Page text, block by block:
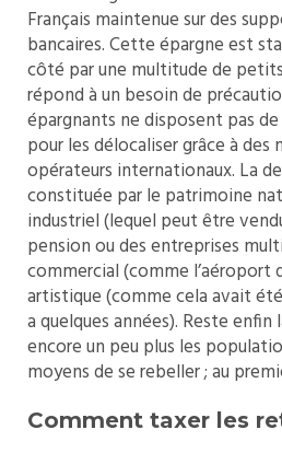
Français maintenue sur des
bancaires. Cette épargne est
côté par une multitude de
répond à un besoin de
épargnants ne disposent pas
pour les délocaliser grâce à des
opérateurs internationaux. La
constituée par le patrimoine
industriel (lequel peut être
pension ou des entreprises
commercial (comme l’aéroport
artistique (comme cela avait
a quelques années). Reste
encore un peu plus les
moyens de se rebeller ; au
Comment taxer les